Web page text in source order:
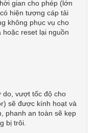
gian cho phép (lớn
hiện tượng cáp tải
không phục vụ cho
hoặc reset lại nguồn
do, vượt tốc độ cho
sẽ được kính hoạt và
phanh an toàn sẽ kẹp
bị trôi.